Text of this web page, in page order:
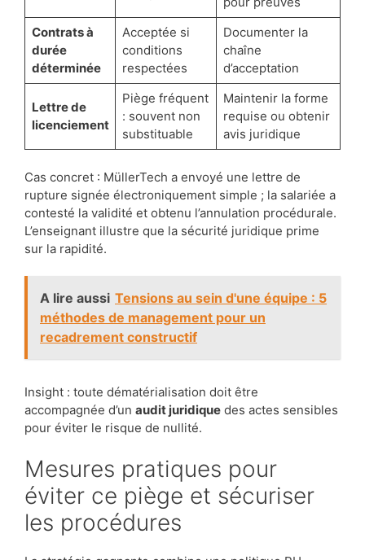
Contrats à
durée
déterminée
Acceptée si
conditions
respectées
Documenter la
chaîne
d’acceptation
Lettre de
licenciement
Piège fréquent
: souvent non
substituable
Maintenir la forme
requise ou obtenir
avis juridique
Cas concret : MüllerTech a envoyé une lettre de
rupture signée électroniquement simple ; la salariée a
contesté la validité et obtenu l’annulation procédurale.
L’enseignant illustre que la sécurité juridique prime
sur la rapidité.
A lire aussi Tensions au sein d'une équipe : 5
méthodes de management pour un
recadrement constructif
Insight : toute dématérialisation doit être
accompagnée d’un audit juridique des actes sensibles
pour éviter le risque de nullité.
Mesures pratiques pour
éviter ce piège et sécuriser
les procédures